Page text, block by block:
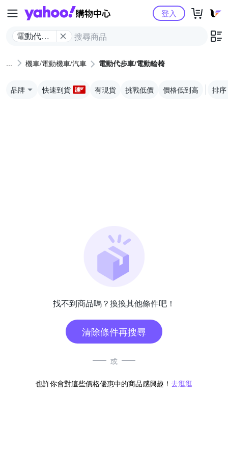
Yahoo購物中心
電動代步
椅
登入
機車/電動機車/汽車 電動代步車/電動輪椅
品牌 快速到貨 有現貨 挑戰低價 價格低到高 排序
找不到商品嗎？換換其他條件吧！
清除條件再搜尋
或
也許你會對這些價格優惠中的商品感興趣！ 去逛逛